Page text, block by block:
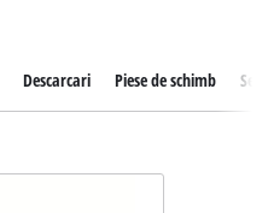
Descarcari Piese de schimb